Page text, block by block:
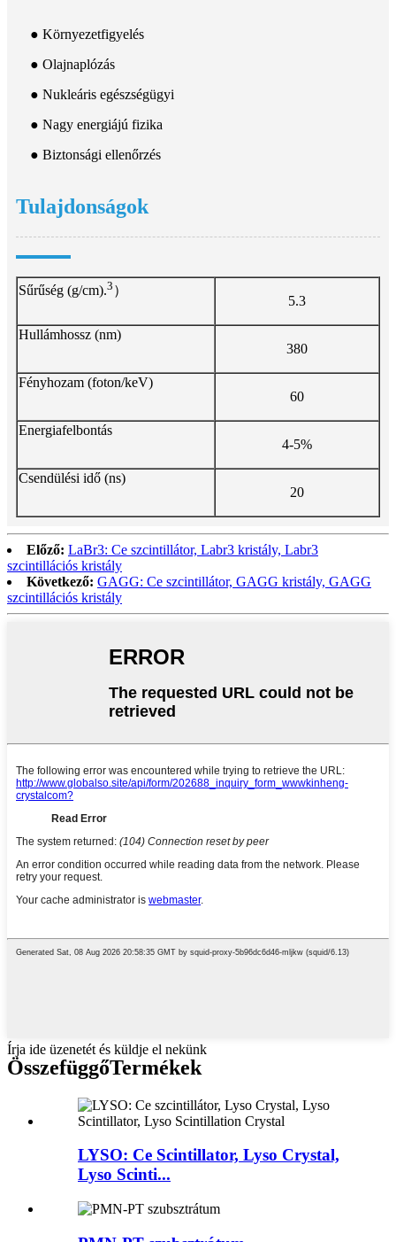
● Környezetfigyelés
● Olajnaplózás
● Nukleáris egészségügyi
● Nagy energiájú fizika
● Biztonsági ellenőrzés
Tulajdonságok
Sűrűség (g/cm).3 ）
5.3
Hullámhossz (nm)
380
Fényhozam (foton/keV)
60
Energiafelbontás
4-5%
Csendülési idő (ns)
20
Előző: LaBr3: Ce szcintillátor, Labr3 kristály, Labr3
szcintillációs kristály
Következő: GAGG: Ce szcintillátor, GAGG kristály, GAGG
szcintillációs kristály
Írja ide üzenetét és küldje el nekünk
ÖsszefüggőTermékek
LYSO: Ce Scintillator, Lyso Crystal,
Lyso Scinti...